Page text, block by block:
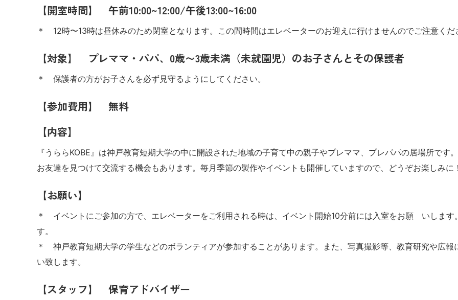
【開室時間】 午前10:00~12:00/午後13:00~16:00
＊ 12時〜13時は昼休みのため閉室となります。この間時間はエレベーターのお迎えに行けませんのでご注意くだ
【対象】 プレママ・パパ、0歳〜3歳未満（未就園児）のお子さんとその保護者
＊ 保護者の方がお子さんを必ず見守るようにしてください。
【参加費用】 無料
【内容】
『うららKOBE』は神戸教育短期大学の中に開設された地域の子育て中の親子やプレママ、プレパパの居場所で
お友達を見つけて交流する機会もあります。毎月季節の製作やイベントも開催していますので、どうぞお楽しみに
【お願い】
＊ イベントにご参加の方で、エレベーターをご利用される時は、イベント開始10分前には入室をお願 いします
す。
＊ 神戸教育短期大学の学生などのボランティアが参加することがあります。また、写真撮影等、教育研究や広
い致します。
【スタッフ】 保育アドバイザー